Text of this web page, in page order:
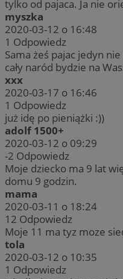
tylko od pajaca. Ja nie
myszka
2020-03-12 o 16:48
1 Odpowiedz
Sama żeś pajac jedyn
cały naród bydzie na
xxx
2020-03-17 o 16:46
1 Odpowiedz
już idę po pieniążki :))
adolf 1500+
2020-03-12 o 09:29
-2 Odpowiedz
Moje dziecko ma 9 lat
domu 9 godzin.
mama
2020-03-11 o 18:24
12 Odpowiedz
Moje 11 ma tyz moze
tola
2020-03-12 o 10:35
1 Odpowiedz